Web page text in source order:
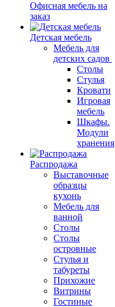
Офисная мебель на
заказ
Детская мебель
Мебель для
детских садов
Столы
Стулья
Кровати
Игровая
мебель
Шкафы.
Модули
хранения
Распродажа
Выставочные
образцы
кухонь
Мебель для
ванной
Столы
Столы
островные
Стулья и
табуреты
Прихожие
Витрины
Гостиные